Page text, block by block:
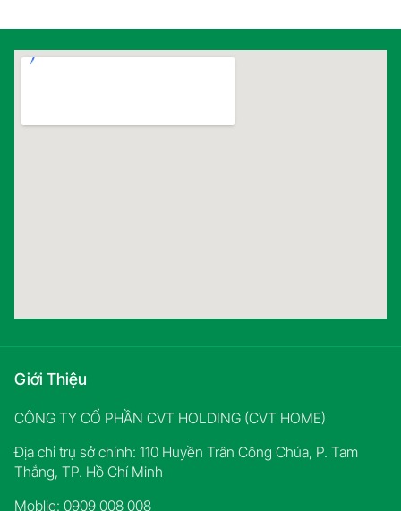
Giới Thiệu
CÔNG TY CỔ PHẦN CVT HOLDING (CVT HOME)
Địa chỉ trụ sở chính: 110 Huyền Trân Công Chúa, P. Tam
Thắng, TP. Hồ Chí Minh
Moblie: 0909 008 008